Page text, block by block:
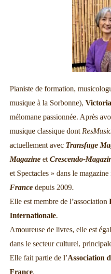
Pianiste de formation,
musique à la Sorbonne),
mélomane passionnée. Après
musique classique dont
actuellement avec Transfuge
Magazine et Crescendo-
et Spectacles » dans le
France depuis 2009.
Elle est membre de l’association
Internationale.
Amoureuse de livres, elle est
dans le secteur culturel,
Elle fait partie de l’Association
France.